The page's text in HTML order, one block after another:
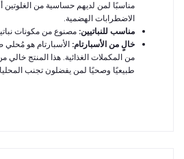
مناسبًا لمن لديهم حساسية من
الاضطرابات الهضمية.
مناسب للنباتيين: مصنوع من مكونات
خالٍ من الأسبارتام: الأسبارتام هو
من المكملات الغذائية. هذا المنتج خالي
طبيعيًا وصحيًا لمن يفضلون تجنب